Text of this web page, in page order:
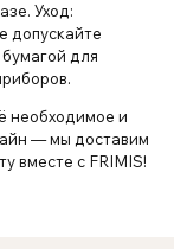
Уход:
допускайте
для
необходимое и
— мы доставим
вместе с FRIMIS!